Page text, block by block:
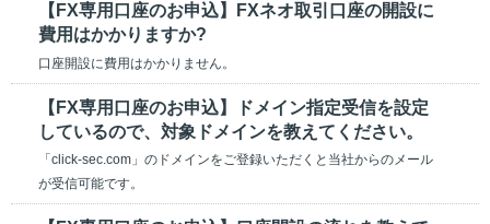
【FX専用口座のお申込】FXネオ取引口座の開設に
費用はかかりますか?
口座開設に費用はかかりません。
【FX専用口座のお申込】ドメイン指定受信を設定
しているので、対象ドメインを教えてください。
「click-sec.com」のドメインをご登録いただくと当社からのメール
が受信可能です。